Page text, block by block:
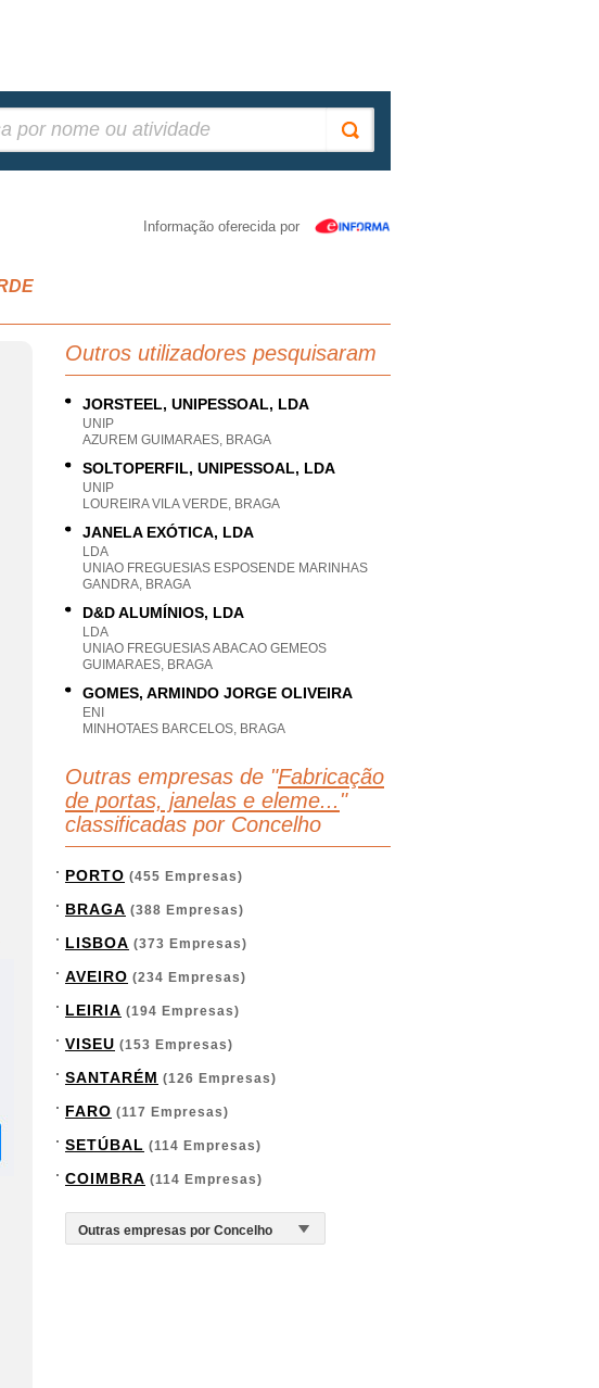
Informação oferecida por
Outros utilizadores pesquisaram
JORSTEEL, UNIPESSOAL, LDA
UNIP
AZUREM GUIMARAES, BRAGA
SOLTOPERFIL, UNIPESSOAL, LDA
UNIP
LOUREIRA VILA VERDE, BRAGA
JANELA EXÓTICA, LDA
LDA
UNIAO FREGUESIAS ESPOSENDE MARINHAS
GANDRA, BRAGA
D&D ALUMÍNIOS, LDA
LDA
UNIAO FREGUESIAS ABACAO GEMEOS
GUIMARAES, BRAGA
GOMES, ARMINDO JORGE OLIVEIRA
ENI
MINHOTAES BARCELOS, BRAGA
Outras empresas de "Fabricação
de portas, janelas e eleme... "
classificadas por Concelho
PORTO (455 Empresas)
BRAGA (388 Empresas)
LISBOA (373 Empresas)
AVEIRO (234 Empresas)
LEIRIA (194 Empresas)
VISEU (153 Empresas)
SANTARÉM (126 Empresas)
FARO (117 Empresas)
SETÚBAL (114 Empresas)
COIMBRA (114 Empresas)